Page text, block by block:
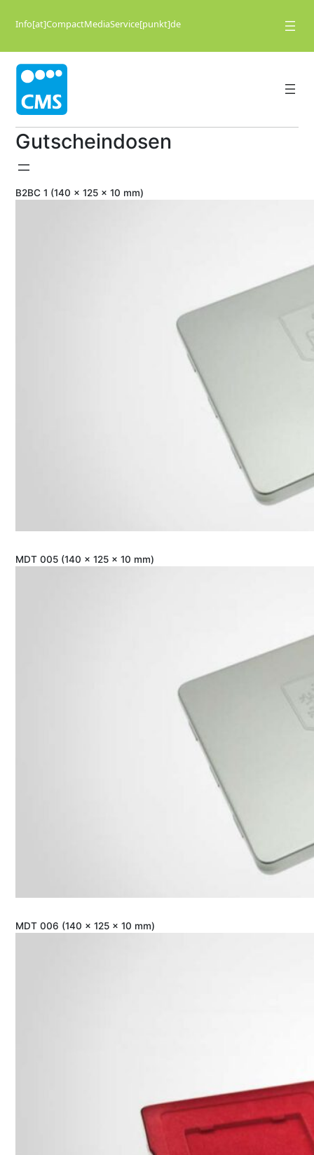
InhaltInfo[at]CompactMediaService[punkt]de
Gutscheindosen
B2BC 1 (140 x 125 x 10 mm)
MDT 005 (140 x 125 x 10 mm)
MDT 006 (140 x 125 x 10 mm)